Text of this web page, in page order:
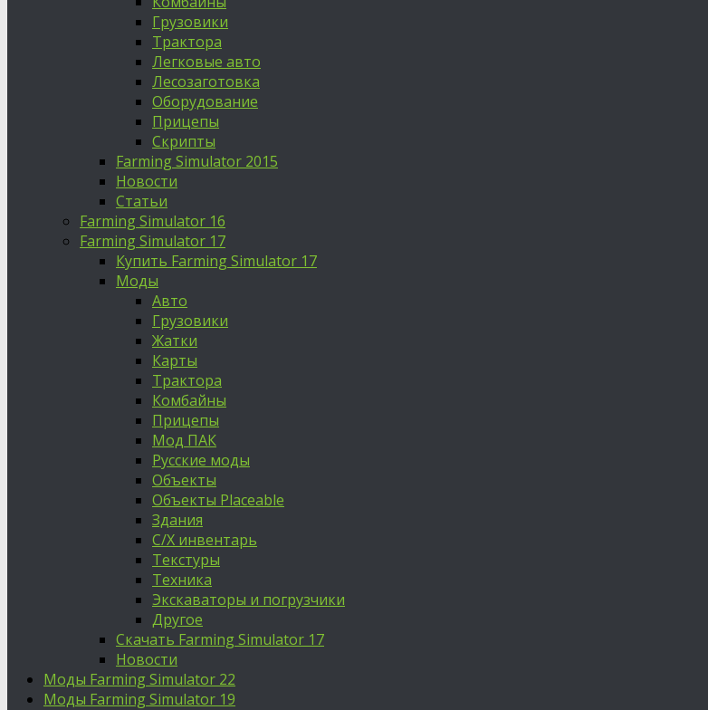
Грузовики
Трактора
Легковые авто
Лесозаготовка
Оборудование
Прицепы
Скрипты
Farming Simulator 2015
Новости
Статьи
Farming Simulator 16
Farming Simulator 17
Купить Farming Simulator 17
Моды
Авто
Грузовики
Жатки
Карты
Трактора
Комбайны
Прицепы
Мод ПАК
Русские моды
Объекты
Объекты Placeable
Здания
С/Х инвентарь
Текстуры
Техника
Экскаваторы и погрузчики
Другое
Скачать Farming Simulator 17
Новости
Моды Farming Simulator 22
Моды Farming Simulator 19